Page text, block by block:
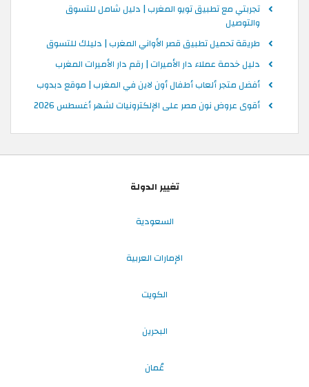
تجربتي مع تطبيق تويو المغرب | دليل شامل للتسوق
والتوصيل
طريقة تحميل تطبيق قصر الأواني المغرب | دليلك للتسوق
دليل خدمة عملاء دار الأميرات | رقم دار الأميرات المغرب
أفضل متجر ألعاب أطفال أون لاين في المغرب | موقع دبدوب
أقوى عروض نون مصر على الإلكترونيات لشهر أغسطس 2026
تغيير الدولة
السعودية
الإمارات العربية
الكويت
البحرين
عُمان